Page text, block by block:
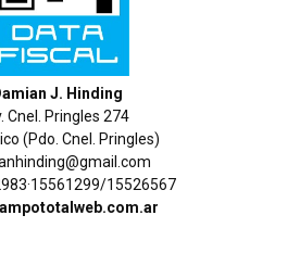
J. Hinding
Cnel. Pringles 274
(Pdo. Cnel. Pringles)
15526567